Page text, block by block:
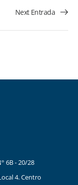
Next Entrada
6B - 20/28
4. Centro